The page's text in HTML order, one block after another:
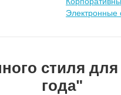
Электронные
стиля
года"